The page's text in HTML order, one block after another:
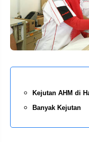
Kejutan AHM di
Banyak Kejutan